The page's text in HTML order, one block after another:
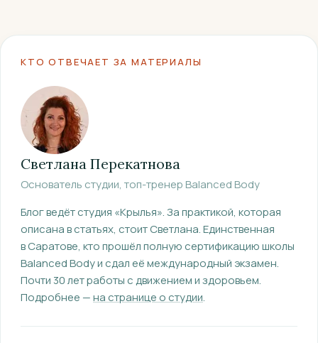
КТО ОТВЕЧАЕТ ЗА МАТЕРИАЛЫ
Светлана Перекатнова
Основатель студии, топ-тренер Balanced Body
Блог ведёт студия «Крылья». За практикой, которая
описана в статьях, стоит Светлана.Единственная
в Саратове, кто прошёл полную сертификацию школы
Balanced Body и сдал её международный экзамен.
Почти 30 лет работы с движением и здоровьем.
Подробнее —на странице о студии.